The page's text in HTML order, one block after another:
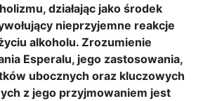
działając jako środek
nieprzyjemne reakcje
alkoholu. Zrozumienie
Esperalu, jego zastosowania,
ubocznych oraz kluczowych
z jego przyjmowaniem jest